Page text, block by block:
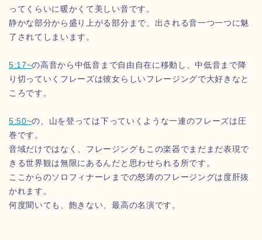
ってくらいに暖かくて美しい音です。
静かな部分から盛り上がる部分まで、出される音一つ一つに魅
了されてしまいます。
5:17~の高音から中低音まで自由自在に移動し、中低音まで降
り切っていくフレーズは彼女らしいフレージングで大好きなと
ころです。
5:50~の、山を登っては下っていくような一連のフレーズは圧
巻です。
音域だけではなく、フレージングもこの楽器でまだまだ表現で
きる世界観は無限にあるんだと思わせられる所です。
ここからのソロフィナーレまでの怒涛のフレージングは度肝抜
かれます。
何度聞いても、飽きない、最高の名演です。